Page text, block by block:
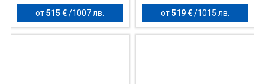
от515 € / 1007 лв. от519 €/ 1015 лв.